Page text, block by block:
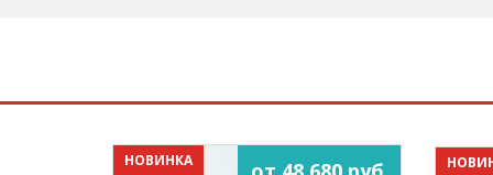
НОВИНКА